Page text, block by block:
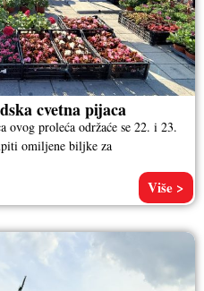
cvetna pijaca
ovog proleća održaće se 22. i 23.
omiljene biljke za
Više >